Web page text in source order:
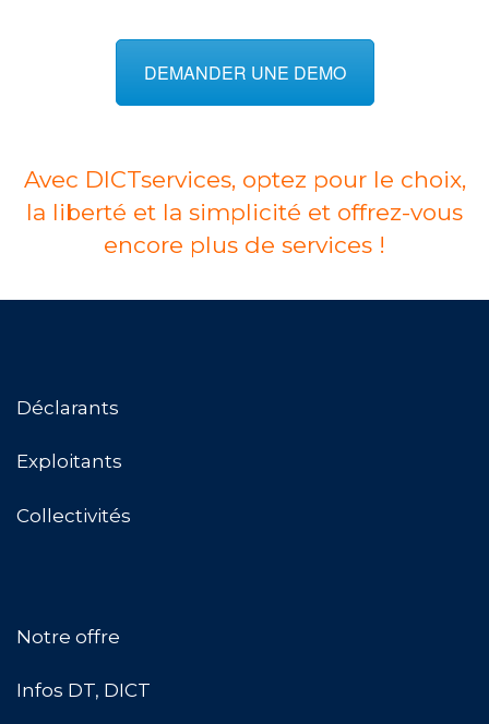
DEMANDER UNE DEMO
Avec DICTservices, optez pour le choix,
la liberté et la simplicité et offrez-vous
encore plus de services !
Déclarants
Exploitants
Collectivités
Notre offre
Infos DT, DICT